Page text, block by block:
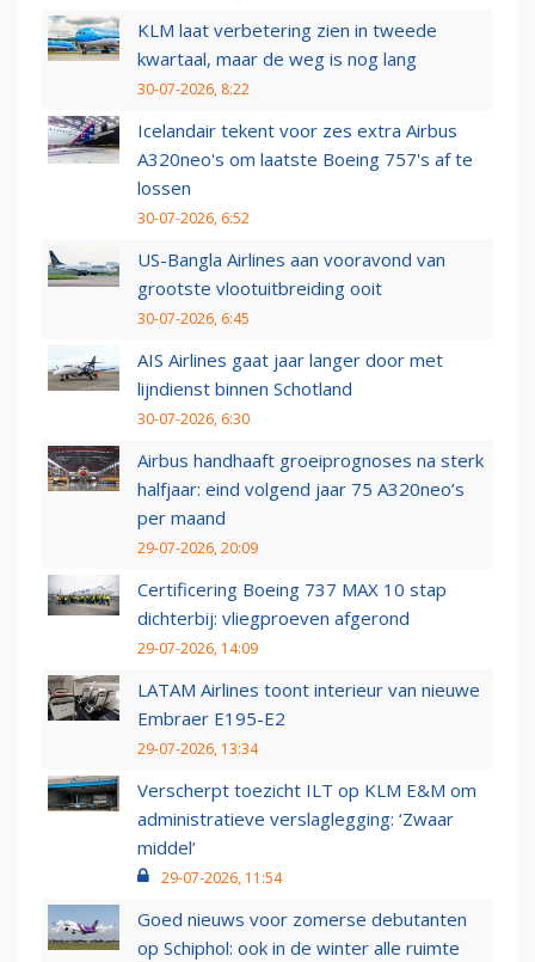
KLM laat verbetering zien in tweede
kwartaal, maar de weg is nog lang
30-07-2026, 8:22
Icelandair tekent voor zes extra Airbus
A320neo's om laatste Boeing 757's af te
lossen
30-07-2026, 6:52
US-Bangla Airlines aan vooravond van
grootste vlootuitbreiding ooit
30-07-2026, 6:45
AIS Airlines gaat jaar langer door met
lijndienst binnen Schotland
30-07-2026, 6:30
Airbus handhaaft groeiprognoses na sterk
halfjaar: eind volgend jaar 75 A320neo’s
per maand
29-07-2026, 20:09
Certificering Boeing 737 MAX 10 stap
dichterbij: vliegproeven afgerond
29-07-2026, 14:09
LATAM Airlines toont interieur van nieuwe
Embraer E195-E2
29-07-2026, 13:34
Verscherpt toezicht ILT op KLM E&M om
administratieve verslaglegging: ‘Zwaar
middel’
29-07-2026, 11:54
Goed nieuws voor zomerse debutanten
op Schiphol: ook in de winter alle ruimte